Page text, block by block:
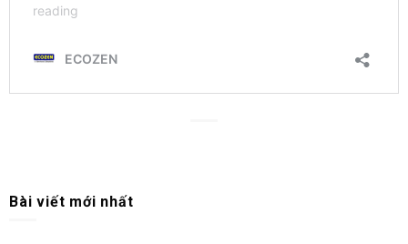
Bài viết mới nhất